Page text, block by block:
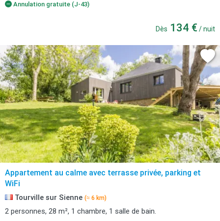
Annulation gratuite (J-43)
Dès 134 € / nuit
Appartement au calme avec terrasse privée, parking et
WiFi
Tourville sur Sienne (≈ 6 km)
2 personnes, 28 m², 1 chambre, 1 salle de bain.